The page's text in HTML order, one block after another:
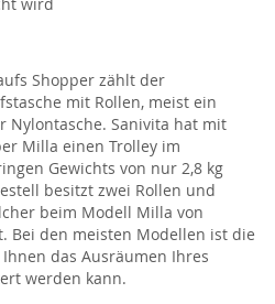
Shopper zählt der
mit Rollen, meist ein
Nylontasche. Sanivita hat mit
Milla einen Trolley im
Gewichts von nur 2,8 kg
besitzt zwei Rollen und
beim Modell Milla von
Bei den meisten Modellen ist die
das Ausräumen Ihres
werden kann.